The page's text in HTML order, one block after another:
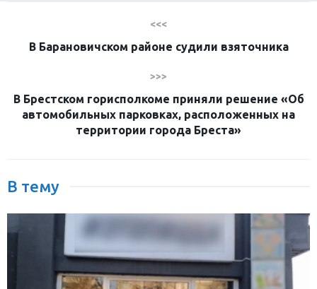
<<<
В Барановичском районе судили взяточника
>>>
В Брестском горисполкоме приняли решение «Об
автомобильных парковках, расположенных на
территории города Бреста»
В тему